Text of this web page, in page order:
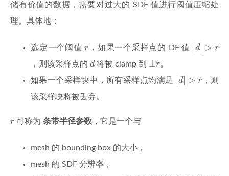
储有价值的数据，需要对过大的 SDF 值进行阈值压缩处
理。具体地：
选定一个阈值r
r ，如果一个采样点的 DF 值 d| > r
| d| >r
，则该采样点的 dd将被 clamp 到 ±r
± r 。
如果一个采样块中，所有采样点均满足
d| > r
| d| >r
，则
该采样块将被丢弃。
r
r 可称为 条带半径参数 ，它是一个与
mesh 的 bounding box 的大小，
mesh 的 SDF 分辨率，